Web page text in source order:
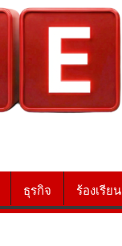
ธุรกิจ ร้องเรียน